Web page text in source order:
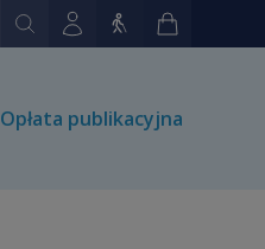
Opłata publikacyjna